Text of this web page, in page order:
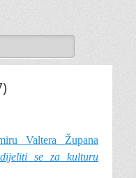
Valtera Župana
se za kulturu